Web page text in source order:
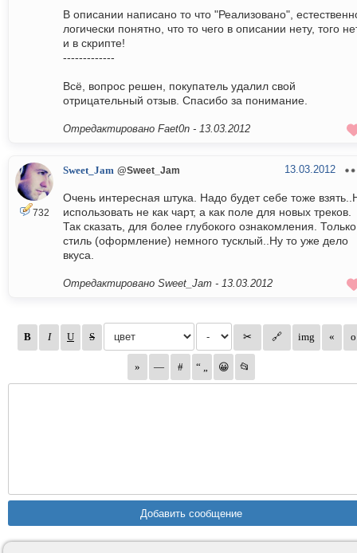
В описании написано то что "Реализовано",
логически понятно, что то чего в описании нету, того
и в скрипте!
-------------
Всё, вопрос решен, покупатель удалил свой
отрицательный отзыв. Спасибо за понимание.
Отредактировано Faet0n - 13.03.2012
732
Sweet_Jam @Sweet_Jam 13.03.2012
Очень интересная штука. Надо будет себе тоже
использовать не как чарт, а как поле для новых треков.
Так сказать, для более глубокого ознакомления. Только
стиль (оформление) немного тусклый..Ну то уже дело
вкуса.
Отредактировано Sweet_Jam - 13.03.2012